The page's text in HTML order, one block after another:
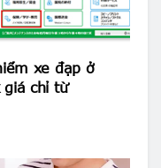
xe đạp ở
giá chỉ từ